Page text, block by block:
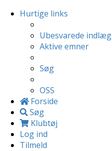
Hurtige links
Ubesvarede indlæg
Aktive emner
Søg
OSS
Forside
Søg
Klubtøj
Log ind
Tilmeld